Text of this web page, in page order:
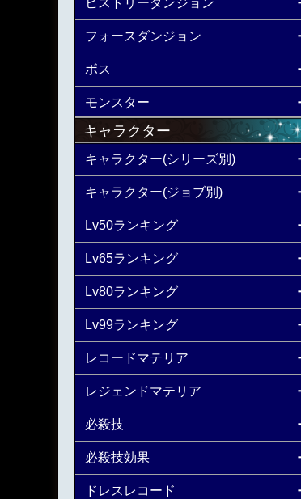
ヒストリーダンジョン
フォースダンジョン
ボス
モンスター
キャラクター
キャラクター(シリーズ別)
キャラクター(ジョブ別)
Lv50ランキング
Lv65ランキング
Lv80ランキング
Lv99ランキング
レコードマテリア
レジェンドマテリア
必殺技
必殺技効果
ドレスレコード